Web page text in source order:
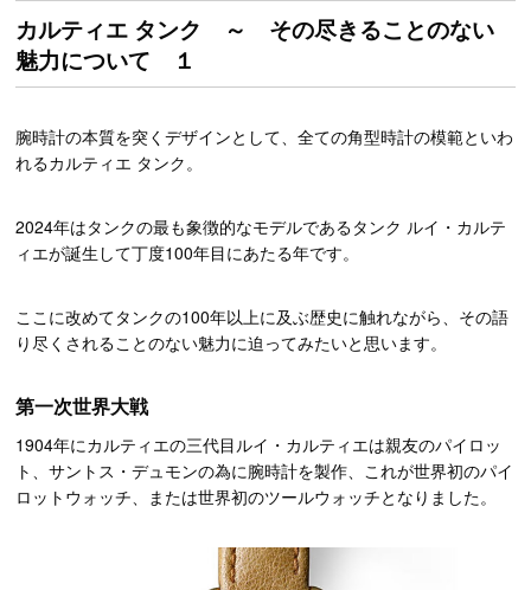
カルティエ タンク ～ その尽きることのない
魅力について １
腕時計の本質を突くデザインとして、全ての角型時計の模範といわ
れるカルティエ タンク。
2024年はタンクの最も象徴的なモデルであるタンク ルイ・カルテ
ィエが誕生して丁度100年目にあたる年です。
ここに改めてタンクの100年以上に及ぶ歴史に触れながら、その語
り尽くされることのない魅力に迫ってみたいと思います。
第一次世界大戦
1904年にカルティエの三代目ルイ・カルティエは親友のパイロッ
ト、サントス・デュモンの為に腕時計を製作、これが世界初のパイ
ロットウォッチ、または世界初のツールウォッチとなりました。